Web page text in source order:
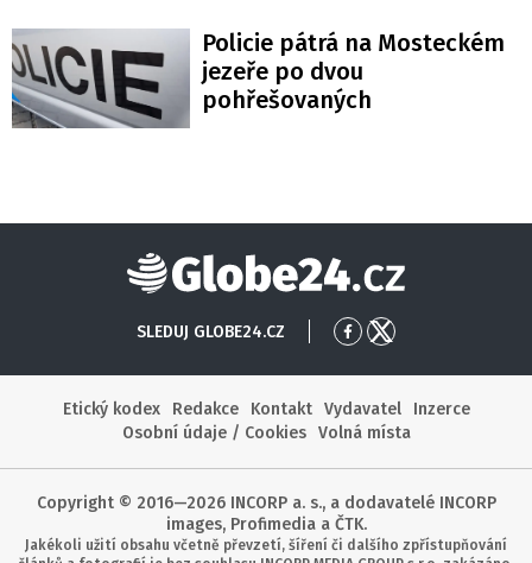
Policie pátrá na Mosteckém
jezeře po dvou
pohřešovaných
Globe24
SLEDUJ GLOBE24.CZ
PřejítPřejít
Etický kodex
Redakce Kontakt Vydavatel
Inzerce
Osobní údaje / Cookies
Volná místa
Copyright © 2016—2026 INCORP a. s., a dodavatelé INCORP
images, Profimedia a ČTK.
Jakékoli užití obsahu včetně převzetí, šíření či dalšího zpřístupňování